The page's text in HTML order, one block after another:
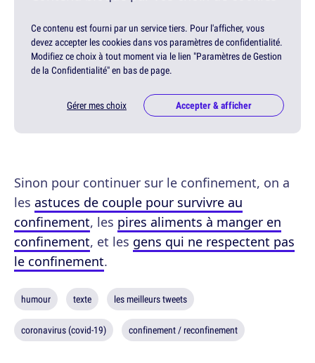
Ce contenu est fourni par un service tiers. Pour l'afficher, vous
devez accepter les cookies dans vos paramètres de confidentialité.
Modifiez ce choix à tout moment via le lien "Paramètres de Gestion
de la Confidentialité" en bas de page.
Gérer mes choix Accepter & afficher
Sinon pour continuer sur le confinement, on a
les astuces de couple pour survivre au
confinement, les pires aliments à manger en
confinement, et les gens qui ne respectent pas
le confinement.
humour texte les meilleurs tweets
coronavirus (covid-19) confinement / reconfinement